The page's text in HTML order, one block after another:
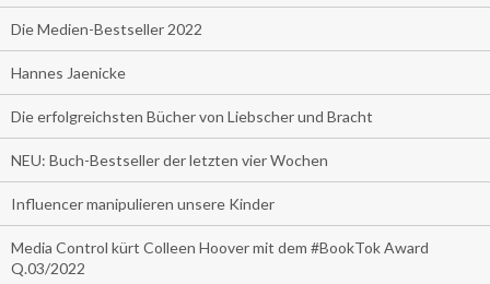
Die Medien-Bestseller 2022
Hannes Jaenicke
Die erfolgreichsten Bücher von Liebscher und Bracht
NEU: Buch-Bestseller der letzten vier Wochen
Influencer manipulieren unsere Kinder
Media Control kürt Colleen Hoover mit dem #BookTok Award
Q.03/2022